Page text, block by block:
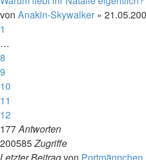
von Anakin-Skywalker »
1
…
8
9
10
11
12
177Antworten
200585Zugriffe